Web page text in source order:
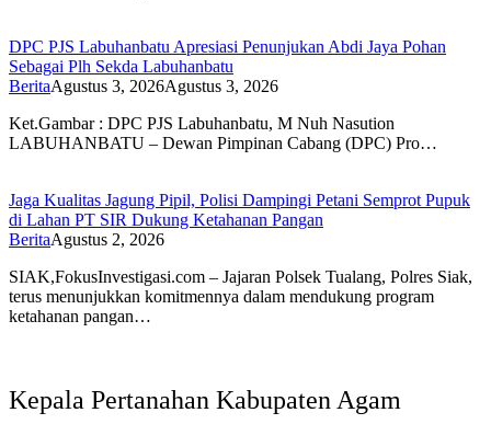
DPC PJS Labuhanbatu Apresiasi Penunjukan Abdi Jaya Pohan
Sebagai Plh Sekda Labuhanbatu
BeritaAgustus 3, 2026Agustus 3, 2026
Ket.Gambar : DPC PJS Labuhanbatu, M Nuh Nasution
LABUHANBATU – Dewan Pimpinan Cabang (DPC) Pro…
Jaga Kualitas Jagung Pipil, Polisi Dampingi Petani Semprot Pupuk
di Lahan PT SIR Dukung Ketahanan Pangan
BeritaAgustus 2, 2026
SIAK,FokusInvestigasi.com – Jajaran Polsek Tualang, Polres Siak,
terus menunjukkan komitmennya dalam mendukung program
ketahanan pangan…
Kepala Pertanahan Kabupaten Agam